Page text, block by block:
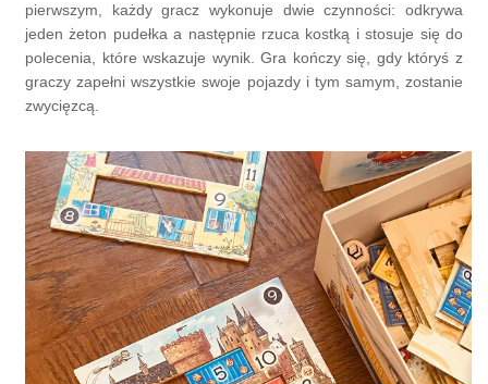
pierwszym, każdy gracz wykonuje dwie czynności: odkrywa
jeden żeton pudełka a następnie rzuca kostką i stosuje się do
polecenia, które wskazuje wynik. Gra kończy się, gdy któryś z
graczy zapełni wszystkie swoje pojazdy i tym samym, zostanie
zwycięzcą.